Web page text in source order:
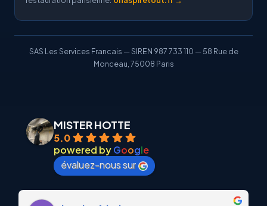
SAS Les Services Francais — SIREN 987 733 110 — 58 Rue de
Monceau, 75008 Paris
MISTER HOTTE
5.0
powered byGoogle
évaluez-nous sur